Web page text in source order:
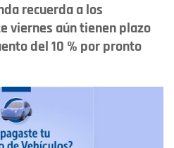
recuerda a los
viernes aún tienen plazo
del 10 % por pronto